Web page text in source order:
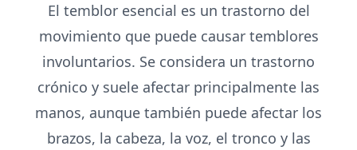
El temblor esencial es un trastorno del
movimiento que puede causar temblores
involuntarios. Se considera un trastorno
crónico y suele afectar principalmente las
manos, aunque también puede afectar los
brazos, la cabeza, la voz, el tronco y las